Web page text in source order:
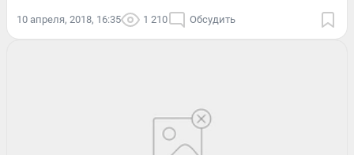
10 апреля, 2018, 16:35 1 210 Обсудить